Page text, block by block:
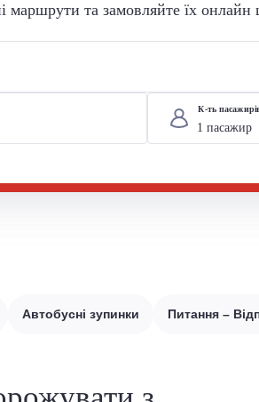
та замовляйте їх онлайн
К-ть
Автобусні зупинки Питання –